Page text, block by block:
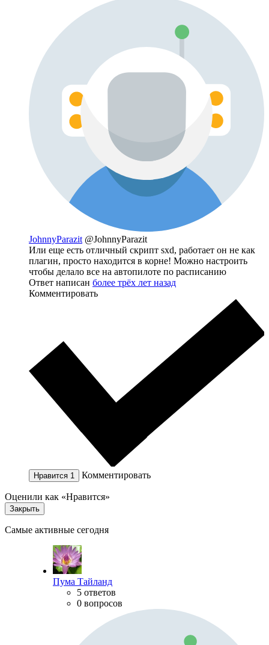
JohnnyParazit @JohnnyParazit
Или еще есть отличный скрипт sxd, работает он не как
плагин, просто находится в корне! Можно настроить
чтобы делало все на автопилоте по расписанию
Ответ написан более трёх лет назад
Комментировать
Нравится 1 Комментировать
Оценили как «Нравится»
Закрыть
Самые активные сегодня
Пума Тайланд
5 ответов
0 вопросов